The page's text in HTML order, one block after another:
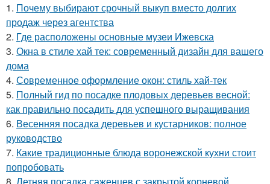
1. Почему выбирают срочный выкуп вместо долгих
продаж через агентства
2. Где расположены основные музеи Ижевска
3. Окна в стиле хай тек: современный дизайн для вашего
дома
4. Современное оформление окон: стиль хай-тек
5. Полный гид по посадке плодовых деревьев весной:
как правильно посадить для успешного выращивания
6. Весенняя посадка деревьев и кустарников: полное
руководство
7. Какие традиционные блюда воронежской кухни стоит
попробовать